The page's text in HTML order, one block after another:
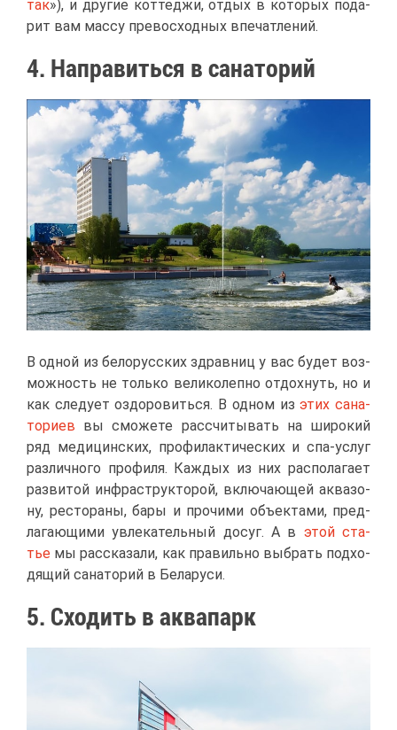
так»), и дру­гие кот­те­джи, от­дых в ко­то­рых по­да­
рит вам мас­су пре­вос­ход­ных впе­чат­ле­ний.
4. На­пра­вить­ся в са­на­то­рий
В од­ной из бе­ло­рус­ских здрав­ниц у вас бу­дет воз­
мож­ность не толь­ко ве­ли­ко­леп­но от­дох­нуть, но и
как сле­ду­ет оздо­ро­вить­ся. В од­ном изэтих са­на­
то­ри­ев вы смо­же­те рас­счи­ты­вать на ши­ро­кий
ряд ме­ди­цин­ских, про­фи­лак­ти­че­ских и спа-услуг
раз­лич­но­го про­фи­ля. Каж­дых из них рас­по­ла­га­ет
раз­ви­той ин­фра­струк­то­рой, вклю­ча­ю­щей ак­ва­зо­
ну, ре­сто­ра­ны, ба­ры и про­чи­ми объ­ек­та­ми, пред­
ла­га­ю­щи­ми увле­ка­тель­ный до­суг. А в этой ста­
тье мы рас­ска­за­ли, как пра­виль­но вы­брать под­хо­
дя­щий са­на­то­рий в Бе­ла­ру­си.
5. Схо­дить в ак­ва­парк